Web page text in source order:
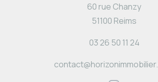
60 rue Chanzy
51100 Reims
03 26 50 11 24